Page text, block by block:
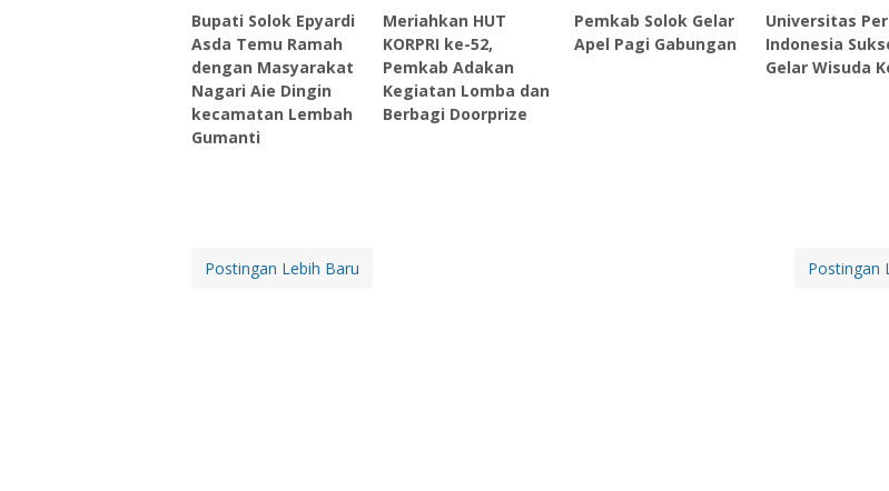
Bupati Solok Epyardi
Asda Temu Ramah
dengan Masyarakat
Nagari Aie Dingin
kecamatan Lembah
Gumanti
Meriahkan HUT
KORPRI ke-52,
Pemkab Adakan
Kegiatan Lomba dan
Berbagi Doorprize
Pemkab Solok Gelar
Apel Pagi Gabungan
Universitas
Indonesia
Gelar Wisuda
Postingan Lebih Baru Postingan